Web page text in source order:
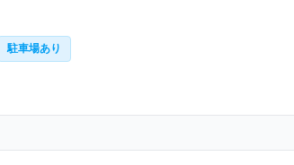
駐車場あり